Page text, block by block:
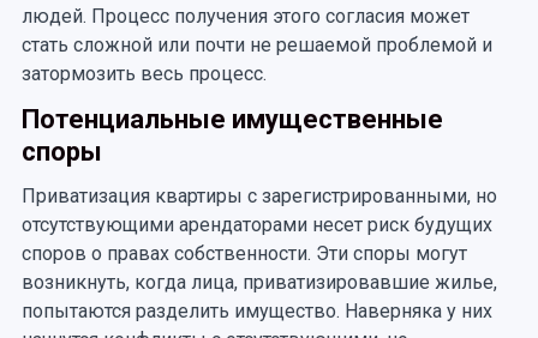
людей. Процесс получения этого согласия может
стать сложной или почти не решаемой проблемой и
затормозить весь процесс.
Потенциальные имущественные
споры
Приватизация квартиры с зарегистрированными, но
отсутствующими арендаторами несет риск будущих
споров о правах собственности. Эти споры могут
возникнуть, когда лица, приватизировавшие жилье,
попытаются разделить имущество. Наверняка у них